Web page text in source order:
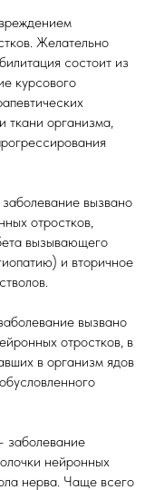
Желательно
состоит из
курсового
ткани организма,
вызвано
отростков,
вызывающего
и вторичное
вызвано
отростков, в
в организм ядов
заболевание
нейронных
нерва. Чаще всего